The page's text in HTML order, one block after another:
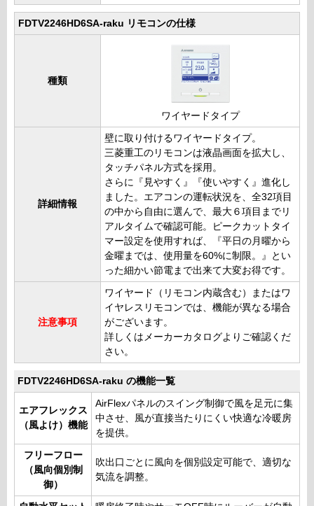
FDTV2246HD6SA-raku リモコンの仕様
種類
ワイヤードタイプ
詳細情報
壁に取り付けるワイヤードタイプ。
三菱重工のリモコンは液晶画面を拡大し、
タッチパネル方式を採用。
さらに『見やすく』『使いやすく』進化し
ました。エアコンの運転状況を、全32項目
の中から自由に選んで、最大６項目までリ
アルタイムで確認可能。ピークカットタイ
マー設定を使用すれば、『平日の月曜から
金曜までは、使用量を60%に制限。』とい
った細かい節電まで出来て大変お得です。
注意事項
ワイヤード（リモコン内蔵含む）またはワ
イヤレスリモコンでは、機能が異なる場合
がございます。
詳しくはメーカーカタログよりご確認くだ
さい。
FDTV2246HD6SA-raku の機能一覧
エアフレックス
（風よけ）機能
AirFlexパネルのスイング制御で風を足元に集
中させ、風が直接当たりにくい快適な冷暖房
を提供。
フリーフロー
（風向個別制
御）
吹出口ごとに風向を個別設定可能で、適切な
気流を調整。